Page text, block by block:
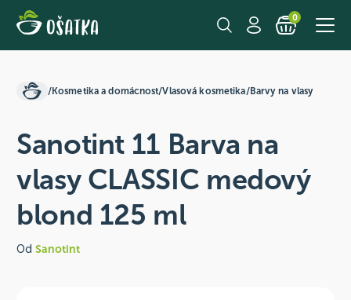
0
/Kosmetika a domácnost/Vlasová kosmetika/Barvy na vlasy
Sanotint 11 Barva na
vlasy CLASSIC medový
blond 125 ml
Od Sanotint